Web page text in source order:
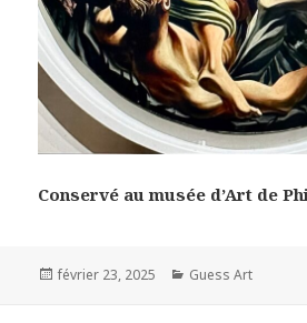
Conservé au musée d’Art de
Posted
février 23, 2025 Categories
Guess Art